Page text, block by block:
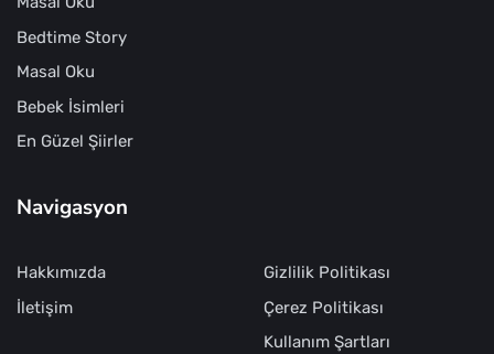
Bedtime Story
Masal Oku
Bebek İsimleri
En Güzel Şiirler
Navigasyon
Hakkımızda
İletişim
Gizlilik Politikası
Çerez Politikası
Kullanım Şartları